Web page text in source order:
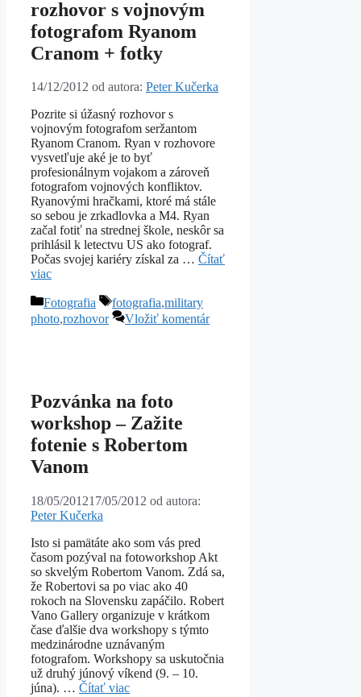
rozhovor s vojnovým
fotografom Ryanom
Cranom + fotky
14/12/2012 od autora: Peter Kučerka
Pozrite si úžasný rozhovor s
vojnovým fotografom seržantom
Ryanom Cranom. Ryan v rozhovore
vysvetľuje aké je to byť
profesionálnym vojakom a zároveň
fotografom vojnových konfliktov.
Ryanovými hračkami, ktoré má stále
so sebou je zrkadlovka a M4. Ryan
začal fotiť na strednej škole, neskôr sa
prihlásil k letectvu US ako fotograf.
Počas svojej kariéry získal za … Čítať
viac
Kategórie
Fotografia Značky
fotografia,military
photo,rozhovor Vložiť komentár
Pozvánka na foto
workshop – Zažite
fotenie s Robertom
Vanom
18/05/201217/05/2012 od autora:
Peter Kučerka
Isto si pamätáte ako som vás pred
časom pozýval na fotoworkshop Akt
so skvelým Robertom Vanom. Zdá sa,
že Robertovi sa po viac ako 40
rokoch na Slovensku zapáčilo. Robert
Vano Gallery organizuje v krátkom
čase ďalšie dva workshopy s týmto
medzinárodne uznávaným
fotografom. Workshopy sa uskutočnia
už druhý júnový víkend (9. – 10.
júna). … Čítať viac